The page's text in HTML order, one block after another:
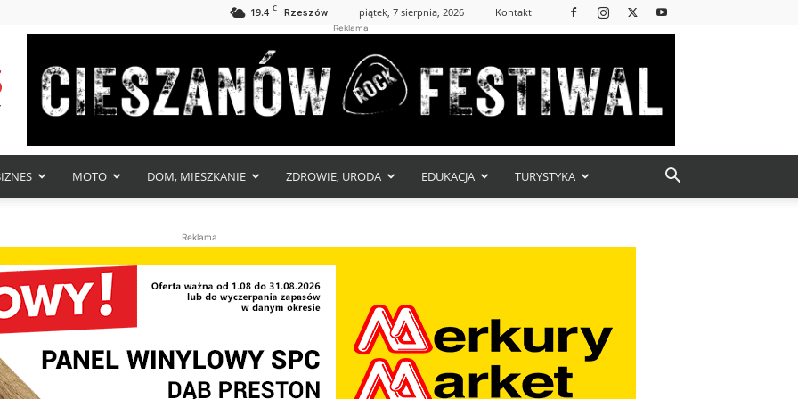
19.4 C Rzeszów piątek, 7 sierpnia, 2026 Kontakt
Reklama
MOTO DOM, MIESZKANIE ZDROWIE, URODA EDUKACJA TURYSTYKA
Reklama